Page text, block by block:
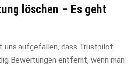
löschen – Es geht
uns aufgefallen, dass Trustpilot
Bewertungen entfernt, wenn man